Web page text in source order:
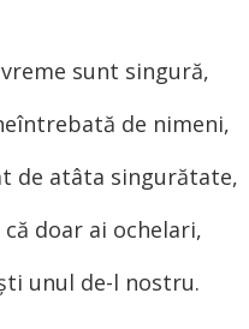
sunt singură,
de nimeni,
de atâta singurătate,
doar ai ochelari,
unul de-l nostru.